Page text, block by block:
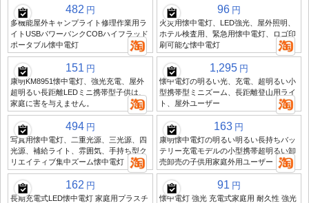
482 円
多機能屋外キャンプライト修理作業用ラ
イトUSBパワーバンクCOBハイフラッド
ポータブル懐中電灯
96 円
火災用懐中電灯、LED強光、屋外照明、
ホテル検査用、緊急用懐中電灯、ロゴ印
刷可能な懐中電灯
151 円
康明KM8951懐中電灯、強光充電、屋外
超明るい長距離LEDミニ携帯型子供は、
家庭に害を与えません。
1,295 円
懐中電灯の明るい光、充電、超明るい小
型携帯型ミニズーム、長距離登山用ライ
ト、屋外ユーザー
494 円
写真用懐中電灯、二重光源、三光源、四
光源、補給ライト、雰囲気、手持ち型ク
リエイティブ集中ズーム懐中電灯
163 円
康明懐中電灯の明るい明るい長持ちバッ
テリー充電モデルの小型携帯超明るい卸
売卸売の子供用家庭外用ユーザー
162 円
長期充電式LED懐中電灯 家庭用プラスチ
91 円
懐中電灯 強光 充電式家庭用 耐久性 強光